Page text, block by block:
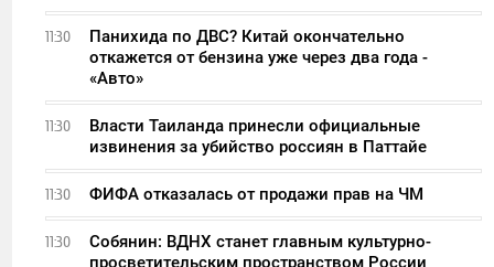
11:30
Панихида по ДВС? Китай окончательно
откажется от бензина уже через два года -
«Авто»
11:30
Власти Таиланда принесли официальные
извинения за убийство россиян в Паттайе
11:30 ФИФА отказалась от продажи прав на ЧМ
11:30
Собянин: ВДНХ станет главным культурно-
просветительским пространством России